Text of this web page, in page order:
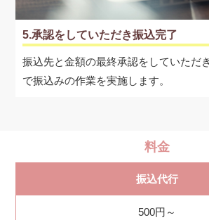
5.承認をしていただき振込完了
振込先と金額の最終承認をしていただ
で振込みの作業を実施します。
料金
振込代行
500円～